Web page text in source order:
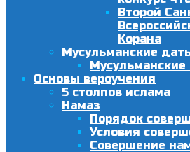
Второй
Корана
Мусульманские
Основы вероучения
5 столпов ислама
Намаз
Порядок
Условия
Совершение